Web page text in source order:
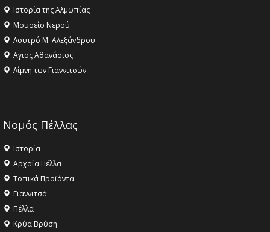
Ιστορία της Αλμωπίας
Μουσείο Νερού
Λουτρό Μ. Αλεξάνδρου
Αγιος Αθανάσιος
Λίμνη των Γιαννιτσών
Νομός Πέλλας
Ιστορία
Αρχαία Πέλλα
Τοπικά Προϊόντα
Γιαννιτσά
Πέλλα
Κρύα Βρύση